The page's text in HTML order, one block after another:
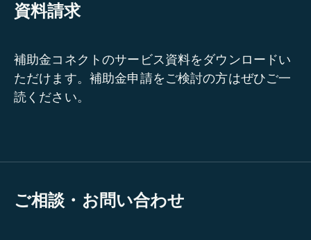
資料請求
補助金コネクトのサービス資料をダウンロードい
ただけます。補助金申請をご検討の方はぜひご一
読ください。
ご相談・お問い合わせ